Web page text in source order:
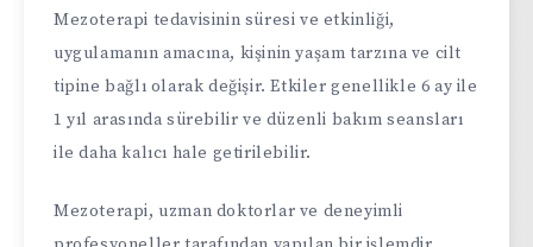
Mezoterapi tedavisinin süresi ve etkinliği,
uygulamanın amacına, kişinin yaşam tarzına ve cilt
tipine bağlı olarak değişir. Etkiler genellikle 6 ay ile
1 yıl arasında sürebilir ve düzenli bakım seansları
ile daha kalıcı hale getirilebilir.
Mezoterapi, uzman doktorlar ve deneyimli